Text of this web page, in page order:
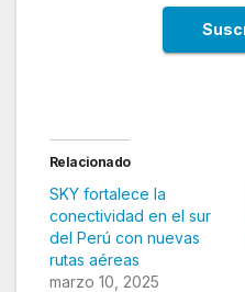
Relacionado
SKY fortalece la
conectividad en el sur
del Perú con nuevas
rutas aéreas
marzo 10, 2025